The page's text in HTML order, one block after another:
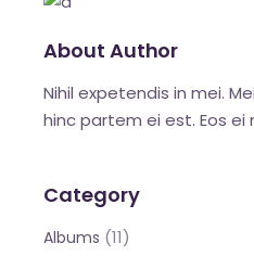
About Author
Nihil expetendis in mei.
hinc partem ei est. Eos ei
Category
Albums (11)